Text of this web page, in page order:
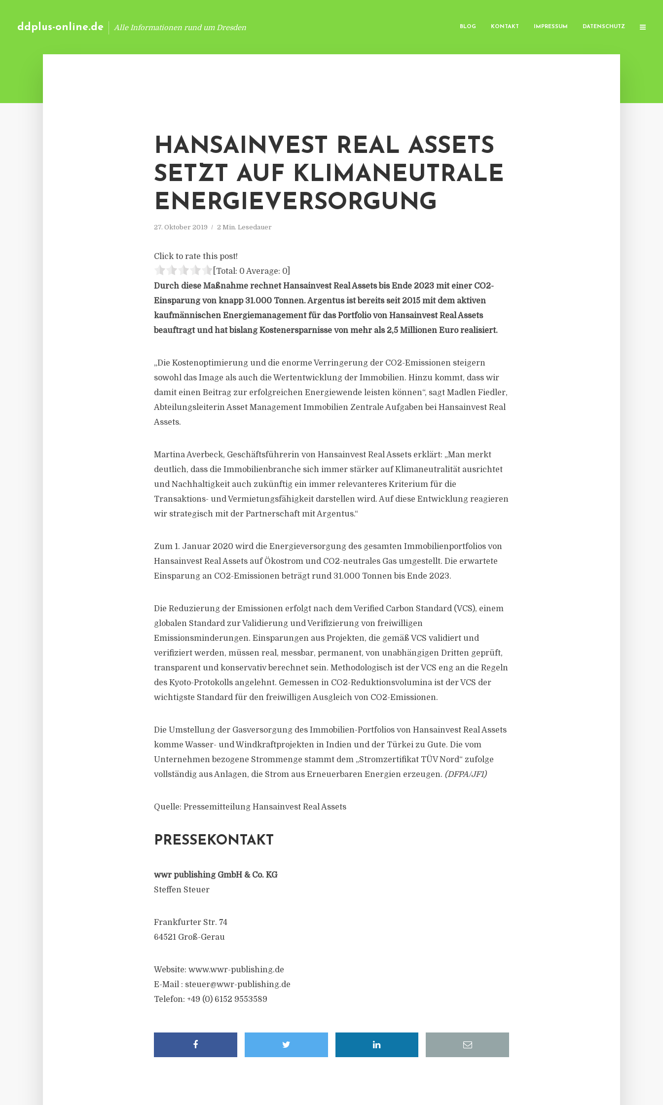
ddplus-online.de Alle Informationen rund um Dresden BLOG KONTAKT IMPRESSUM DATENSCHUTZ
HANSAINVEST REAL ASSETS
SETZT AUF KLIMANEUTRALE
ENERGIEVERSORGUNG
27. Oktober 2019 2 Min. Lesedauer
Click to rate this post!
[Total: 0 Average: 0
Durch diese Maßnahme rechnet Hansainvest Real Assets bis Ende 2023 mit einer CO2-
Einsparung von knapp 31.000 Tonnen. Argentus ist bereits seit 2015 mit dem aktiven
kaufmännischen Energiemanagement für das Portfolio von Hansainvest Real Assets
beauftragt und hat bislang Kostenersparnisse von mehr als 2,5 Millionen Euro realisiert.
„Die Kostenoptimierung und die enorme Verringerung der CO2-Emissionen steigern
sowohl das Image als auch die Wertentwicklung der Immobilien. Hinzu kommt, dass wir
damit einen Beitrag zur erfolgreichen Energiewende leisten können“, sagt Madlen Fiedler,
Abteilungsleiterin Asset Management Immobilien Zentrale Aufgaben bei Hansainvest Real
Assets.
Martina Averbeck, Geschäftsführerin von Hansainvest Real Assets erklärt: „Man merkt
deutlich, dass die Immobilienbranche sich immer stärker auf Klimaneutralität ausrichtet
und Nachhaltigkeit auch zukünftig ein immer relevanteres Kriterium für die
Transaktions- und Vermietungsfähigkeit darstellen wird. Auf diese Entwicklung reagieren
wir strategisch mit der Partnerschaft mit Argentus.“
Zum 1. Januar 2020 wird die Energieversorgung des gesamten Immobilienportfolios von
Hansainvest Real Assets auf Ökostrom und CO2-neutrales Gas umgestellt. Die erwartete
Einsparung an CO2-Emissionen beträgt rund 31.000 Tonnen bis Ende 2023.
Die Reduzierung der Emissionen erfolgt nach dem Verified Carbon Standard (VCS), einem
globalen Standard zur Validierung und Verifizierung von freiwilligen
Emissionsminderungen. Einsparungen aus Projekten, die gemäß VCS validiert und
verifiziert werden, müssen real, messbar, permanent, von unabhängigen Dritten geprüft,
transparent und konservativ berechnet sein. Methodologisch ist der VCS eng an die Regeln
des Kyoto-Protokolls angelehnt. Gemessen in CO2-Reduktionsvolumina ist der VCS der
wichtigste Standard für den freiwilligen Ausgleich von CO2-Emissionen.
Die Umstellung der Gasversorgung des Immobilien-Portfolios von Hansainvest Real Assets
komme Wasser- und Windkraftprojekten in Indien und der Türkei zu Gute. Die vom
Unternehmen bezogene Strommenge stammt dem „Stromzertifikat TÜV Nord“ zufolge
vollständig aus Anlagen, die Strom aus Erneuerbaren Energien erzeugen. (DFPA/JF1)
Quelle: Pressemitteilung Hansainvest Real Assets
PRESSEKONTAKT
wwr publishing GmbH & Co. KG
Steffen Steuer
Frankfurter Str. 74
64521 Groß-Gerau
Website: www.wwr-publishing.de
E-Mail : steuer@wwr-publishing.de
Telefon: +49 (0) 6152 9553589